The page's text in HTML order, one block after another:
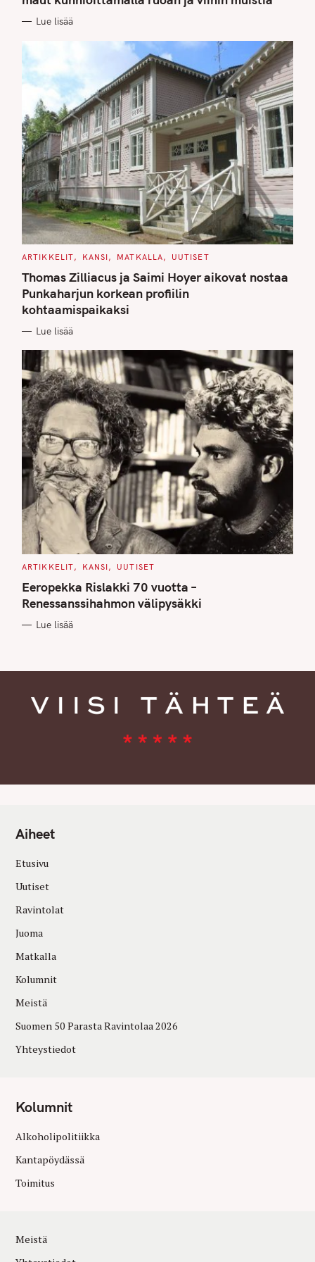
O
I
Lue lisää
C
T
E
G
O
R
I
S
ARTIKKELIT KANSI MATKALLA UUTISET
Thomas Zilliacus ja Saimi Hoyer aikovat nostaa
Punkaharjun korkean profiilin
kohtaamispaikaksi
Lue lisää
C
T
E
G
O
I
ARTIKKELIT KANSI UUTISET
Eeropekka Rislakki 70 vuotta –
Renessanssihahmon välipysäkki
Lue lisää
Aiheet
Etusivu
Uutiset
Ravintolat
Juoma
Matkalla
Kolumnit
Meistä
Suomen 50 Parasta Ravintolaa 2026
Yhteystiedot
Kolumnit
Alkoholipolitiikka
Kantapöydässä
Toimitus
Meistä